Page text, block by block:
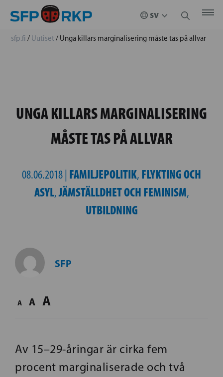
sfp.fi / Uutiset/ Unga killars marginalisering måste tas på allvar
UNGA KILLARS MARGINALISERING
MÅSTE TAS PÅ ALLVAR
08.06.2018 | FAMILJEPOLITIK, FLYKTING OCH
ASYL,JÄMSTÄLLDHET OCH FEMINISM,
UTBILDNING
SFP
A A A
Av 15–29-åringar är cirka fem
procent marginaliserade och två